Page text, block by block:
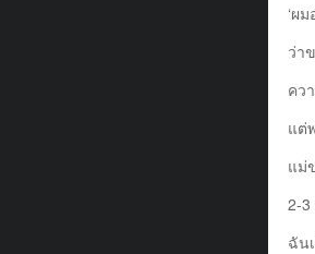
‘ผ
ว่า
คว
แต่
แม่
2-
ฉัน